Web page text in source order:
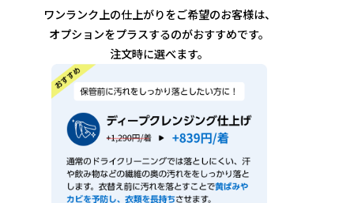
ワンランク上の仕上がりをご希望のお客様は、
オプションをプラスするのがおすすめです。
注文時に選べます。